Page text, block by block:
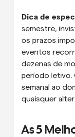
Dica de
semestre,
os prazos
eventos
dezenas de
período letivo.
semanal ao
quaisquer
As 5